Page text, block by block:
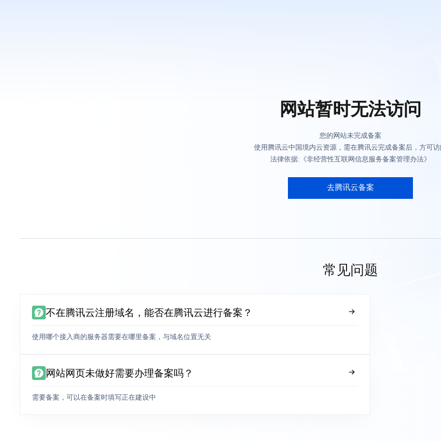
网站暂时无法访问
您的网站未完成备案
使用腾讯云中国境内云资源，需在腾讯云完成备案后，方可
法律依据:《非经营性互联网信息服务备案管理办法》
去腾讯云备案
常见问题
不在腾讯云注册域名，能否在腾讯云进行备案？
使用哪个接入商的服务器需要在哪里备案，与域名位置无关
网站网页未做好需要办理备案吗？
需要备案，可以在备案时填写正在建设中